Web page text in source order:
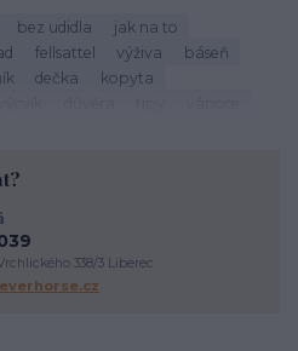
bez udidla
jak na to
fellsattel výživa
báseň
dečka
kopyta
správný výběr
proč
338/3 Liberec